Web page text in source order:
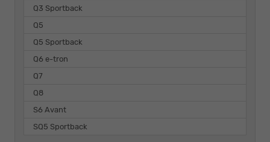
Q3 Sportback
Q5
Q5 Sportback
Q6 e-tron
Q7
Q8
S6 Avant
SQ5 Sportback